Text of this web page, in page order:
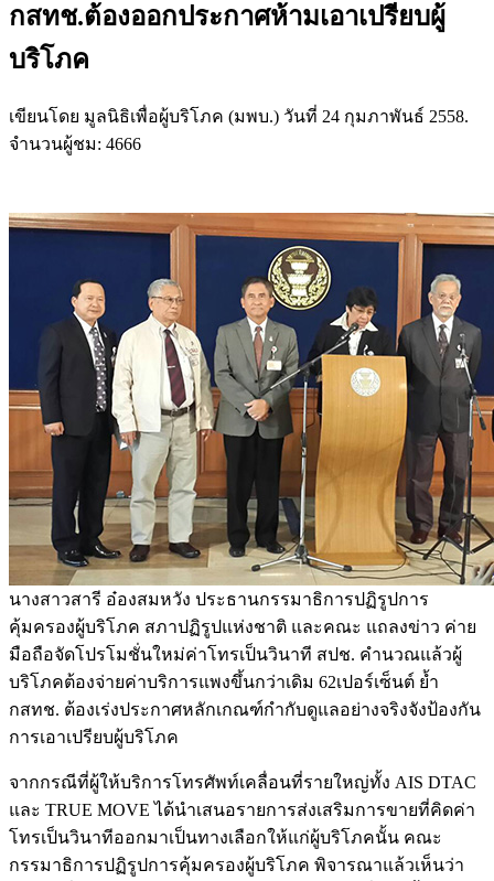
กสทช.ต้องออกประกาศห้ามเอาเปรียบผู้
บริโภค
เขียนโดย มูลนิธิเพื่อผู้บริโภค (มพบ.) วันที่ 24 กุมภาพันธ์ 2558.
จำนวนผู้ชม: 4666
นางสาวสารี อ๋องสมหวัง ประธานกรรมาธิการปฏิรูปการ
คุ้มครองผู้บริโภค สภาปฏิรูปแห่งชาติ และคณะ แถลงข่าว ค่าย
มือถือจัดโปรโมชั่นใหม่ค่าโทรเป็นวินาที สปช. คำนวณแล้วผู้
บริโภคต้องจ่ายค่าบริการแพงขึ้นกว่าเดิม 62เปอร์เซ็นต์ ย้ำ
กสทช. ต้องเร่งประกาศหลักเกณฑ์กำกับดูแลอย่างจริงจังป้องกัน
การเอาเปรียบผู้บริโภค
จากกรณีที่ผู้ให้บริการโทรศัพท์เคลื่อนที่รายใหญ่ทั้ง AIS DTAC
และ TRUE MOVE ได้นำเสนอรายการส่งเสริมการขายที่คิดค่า
โทรเป็นวินาทีออกมาเป็นทางเลือกให้แก่ผู้บริโภคนั้น คณะ
กรรมาธิการปฏิรูปการคุ้มครองผู้บริโภค พิจารณาแล้วเห็นว่า